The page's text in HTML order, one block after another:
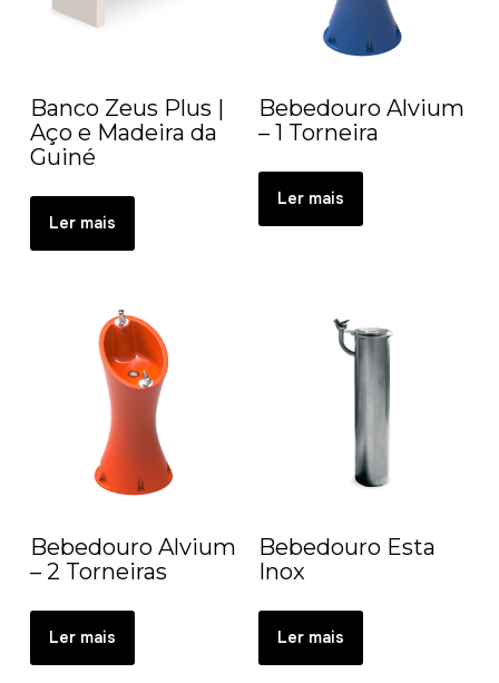
Banco Zeus Plus |
Aço e Madeira da
Guiné
Ler mais
Bebedouro Alvium
– 1 Torneira
Ler mais
Bebedouro Alvium
– 2 Torneiras
Ler mais
Bebedouro Esta
Inox
Ler mais